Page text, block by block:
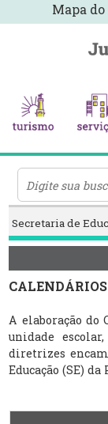
Mapa
Secretaria de
A elaboração do
unidade
diretrizes
Educação (SE)